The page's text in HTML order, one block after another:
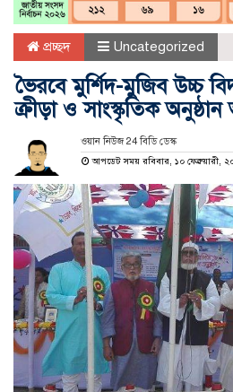
প্রচ্ছদ Uncategorized
ভৈরবে মুর্শিদ-মুজিব উচ্চ
ক্রীড়া ও সাংস্কৃতিক অনুষ্ঠান
ওয়ান নিউজ 24 বিডি ডেস্ক
আপডেট সময় রবিবার, ১০ ফেব্রুয়ারী,